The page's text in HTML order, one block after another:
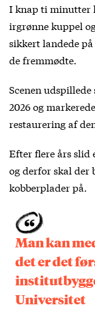
I knap ti minutter
irgrønne kuppel
sikkert landede
de fremmødte.
Scenen
2026 og
restaurering af
Efter flere års slid
og derfor skal der
kobberplader på.
Man kan
det er det
Universitet